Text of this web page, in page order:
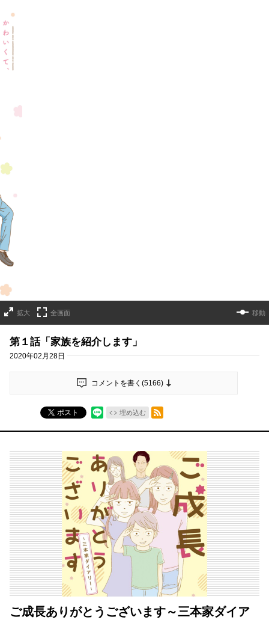
拡大 全画面 移動
第１話「家族を紹介します」
2020年02月28日
コメントを書く(5166)
ポスト 埋め込む
RSSフィード
ご成長ありがとうございます～三本家ダイア